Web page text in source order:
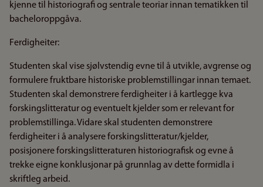
kjenne til historiografi og sentrale teoriar innan tematikken til
bacheloroppgåva.
Ferdigheiter:
Studenten skal vise sjølvstendig evne til å utvikle, avgrense og
formulere fruktbare historiske problemstillingar innan temaet.
Studenten skal demonstrere ferdigheiter i å kartlegge kva
forskingslitteratur og eventuelt kjelder som er relevant for
problemstillinga. Vidare skal studenten demonstrere
ferdigheiter i å analysere forskingslitteratur/kjelder,
posisjonere forskingslitteraturen historiografisk og evne å
trekke eigne konklusjonar på grunnlag av dette formidla i
skriftleg arbeid.